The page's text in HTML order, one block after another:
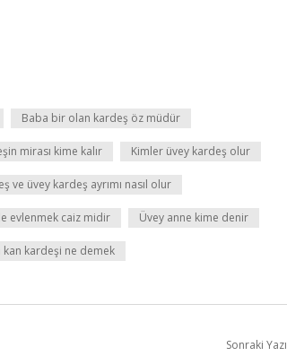
Baba bir olan kardeş öz müdür
mirası kime kalır Kimler üvey kardeş olur
ve üvey kardeş ayrımı nasıl olur
evlenmek caiz midir Üvey anne kime denir
kan kardeşi ne demek
Sonraki Yazı